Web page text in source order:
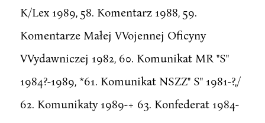
K/Lex 1989, 58. Komentarz 1988, 59.
Komentarze Małej VVojennej Oficyny
VVydawniczej 1982, 60. Komunikat MR "S"
1984?-1989, *61. Komunikat NSZZ" S" 1981-?,/
62. Komunikaty 1989-+ 63. Konfederat 1984-